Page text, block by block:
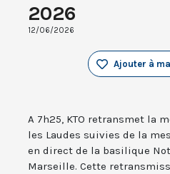
2026
12/06/2026
Ajouter à
A 7h25, KTO retransmet la
les Laudes suivies de la
en direct de la basilique
Marseille. Cette